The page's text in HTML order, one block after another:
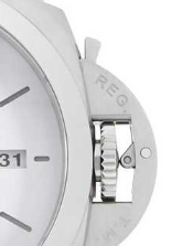
パテック
フィリップ